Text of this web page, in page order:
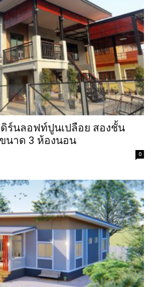
ร์นลอฟท์ปูนเปลือย สองชั้น
นาด 3 ห้องนอน
0